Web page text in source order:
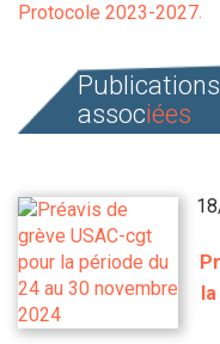
Protocole 2023-2027
Publications
associées